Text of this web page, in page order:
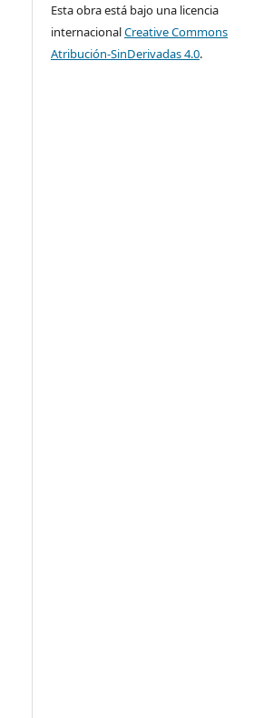
Esta obra está bajo una licencia
internacionalCreative Commons
Atribución-SinDerivadas 4.0.